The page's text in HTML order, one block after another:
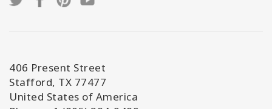
406 Present Street
Stafford, TX 77477
United States of America